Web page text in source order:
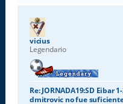
vicius
Legendario
Re: JORNADA19:SD Eibar
dmitrovic no fue